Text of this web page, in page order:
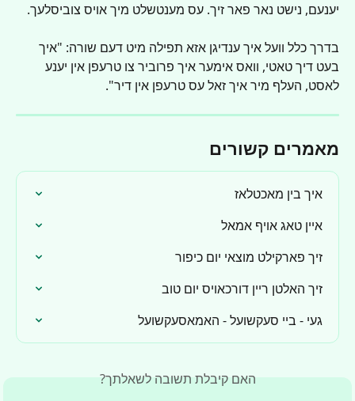
יענעם, נישט נאר פאר זיך. עס מענטשלט מיך אויס צוביסלעך.
בדרך כלל וועל איך ענדיגן אזא תפילה מיט דעם שורה: "איך
בעט דיך טאטי, וואס אימער איך פרוביר צו טרעפן אין יענע
לאסט, העלף מיר איך זאל עס טרעפן אין דיר".
מאמרים קשורים
איך בין מאכטלאז
איין טאג אויף אמאל
זיך פארקילט מוצאי יום כיפור
זיך האלטן ריין דורכאויס יום טוב
געי - ביי סעקשועל - האמאסעקשועל
האם קיבלת תשובה לשאלתך?